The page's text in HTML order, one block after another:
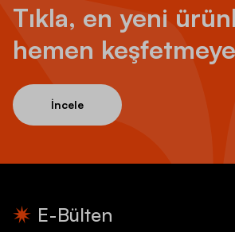
Tıkla, en yeni
hemen
İncele
E-Bülten